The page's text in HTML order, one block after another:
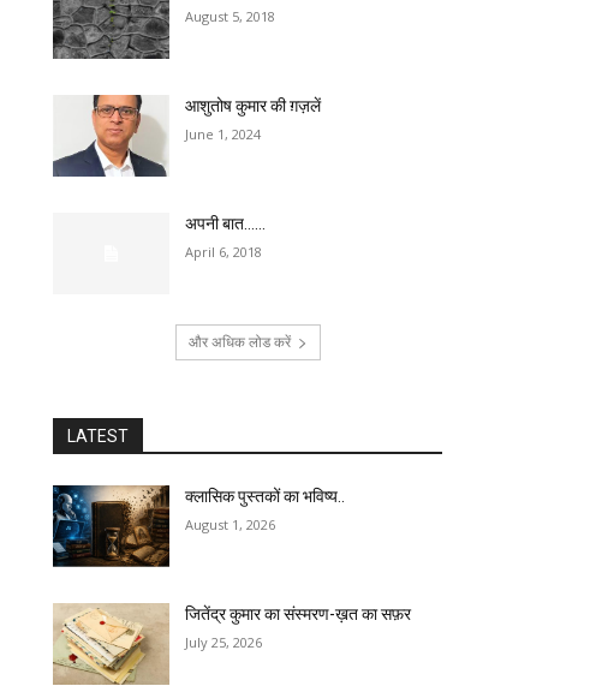
August 5, 2018
आशुतोष कुमार की ग़ज़लें
June 1, 2024
अपनी बात……
April 6, 2018
और अधिक लोड करें
LATEST
क्लासिक पुस्तकों का भविष्य..
August 1, 2026
जितेंद्र कुमार का संस्मरण-ख़त का सफ़र
July 25, 2026